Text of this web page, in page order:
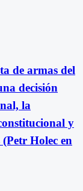
de armas del
decisión
la
y
(Petr Holec en